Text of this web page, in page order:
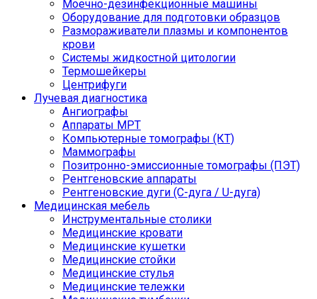
Моечно-дезинфекционные машины
Оборудование для подготовки образцов
Размораживатели плазмы и компонентов
крови
Системы жидкостной цитологии
Термошейкеры
Центрифуги
Лучевая диагностика
Ангиографы
Аппараты МРТ
Компьютерные томографы (КТ)
Маммографы
Позитронно-эмиссионные томографы (ПЭТ)
Рентгеновские аппараты
Рентгеновские дуги (С-дуга / U-дуга)
Медицинская мебель
Инструментальные столики
Медицинские кровати
Медицинские кушетки
Медицинские стойки
Медицинские стулья
Медицинские тележки